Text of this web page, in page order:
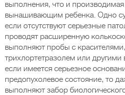
выполнения, что и
вынашивающим ребенка. Одно
если отсутствуют серьезные
проводят расширенную
выполняют пробы с
трихлортетразолем или
если имеется серьезное
предопухолевое состояние, то
выполняют забор